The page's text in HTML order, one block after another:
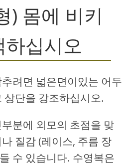
) 몸에 비키
하십시오
려면 넓은면이있는 어두
상단을 강조하십시오.
분에 외모의 초점을 맞
질감 (레이스, 주름 장
수 있습니다. 수영복은